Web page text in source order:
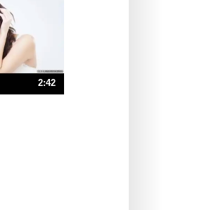
れない原因は、行動
る30の方法
2:42